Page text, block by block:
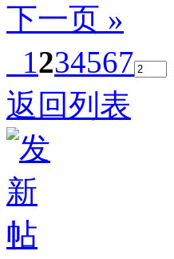
下一页 »
1234567
返回列表